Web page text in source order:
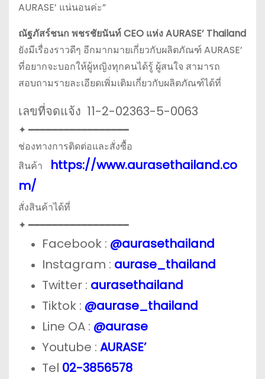
AURASE’ แน่นอนค่ะ”
ณัฐภัสร์ชนก พชรชัยนันท์ CEO แห่ง AURASE’ Thailand
ยังมีเรื่องราวดีๆ อีกมากมายเกี่ยวกับผลิตภัณฑ์ AURASE’
ที่อยากจะบอกให้ผู้หญิงทุกคนได้รู้ ผู้สนใจ สามารถ
สอบถามรายละเอียดเพิ่มเติมเกี่ยวกับผลิตภัณฑ์ได้ที่
เลขที่จดแจ้ง 11-2-02363-5-0063
✦ ━━━━━━━━━━━━━━━━━
ช่องทางการติดต่อและสั่งซื้อ
สินค้า
https://www.aurasethailand.co
m/
สั่งสินค้าได้ที่
✦ ━━━━━━━━━━━━━━━━━
Facebook : @aurasethailand
Instagram : aurase_thailand
Twitter : aurasethailand
Tiktok : @aurase_thailand
Line OA : @aurase
Youtube : AURASE’
Tel 02-3856578